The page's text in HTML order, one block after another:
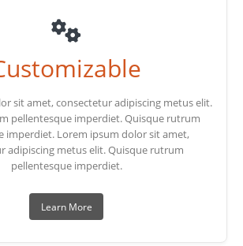
sit amet, consectetur adipiscing metus elit.
pellentesque imperdiet. Quisque rutrum
imperdiet. Lorem ipsum dolor sit amet,
adipiscing metus elit. Quisque rutrum
pellentesque imperdiet.
Learn More